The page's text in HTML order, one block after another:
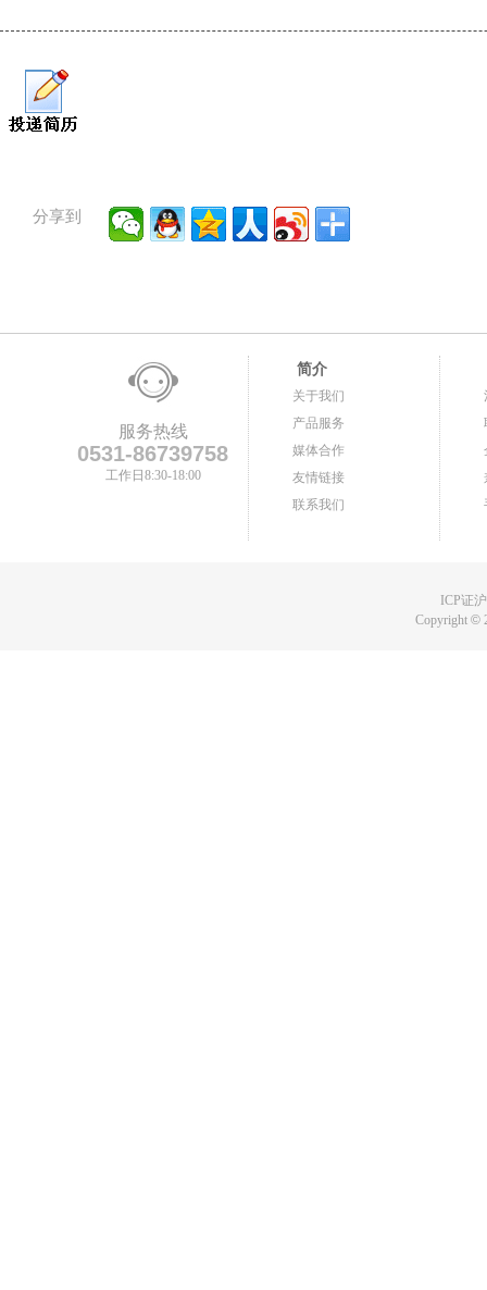
分享到
服务热线
0531-86739758
工作日8:30-18:00
简介
关于我们
产品服务
媒体合作
友情链接
联系我们
ICP证
Copyright ©